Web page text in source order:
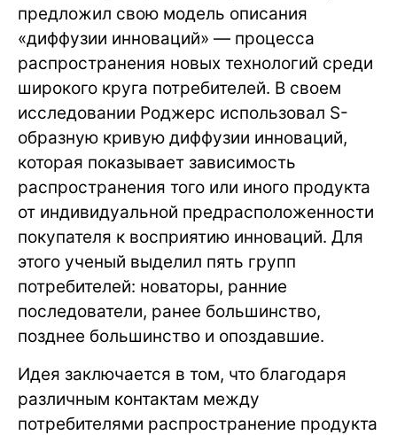
предложил свою модель описания
«диффузии инноваций» — процесса
распространения новых технологий среди
широкого круга потребителей. В своем
исследовании Роджерс использовал S-
образную кривую диффузии инноваций,
которая показывает зависимость
распространения того или иного продукта
от индивидуальной предрасположенности
покупателя к восприятию инноваций. Для
этого ученый выделил пять групп
потребителей: новаторы, ранние
последователи, ранее большинство,
позднее большинство и опоздавшие.
Идея заключается в том, что благодаря
различным контактам между
потребителями распространение продукта